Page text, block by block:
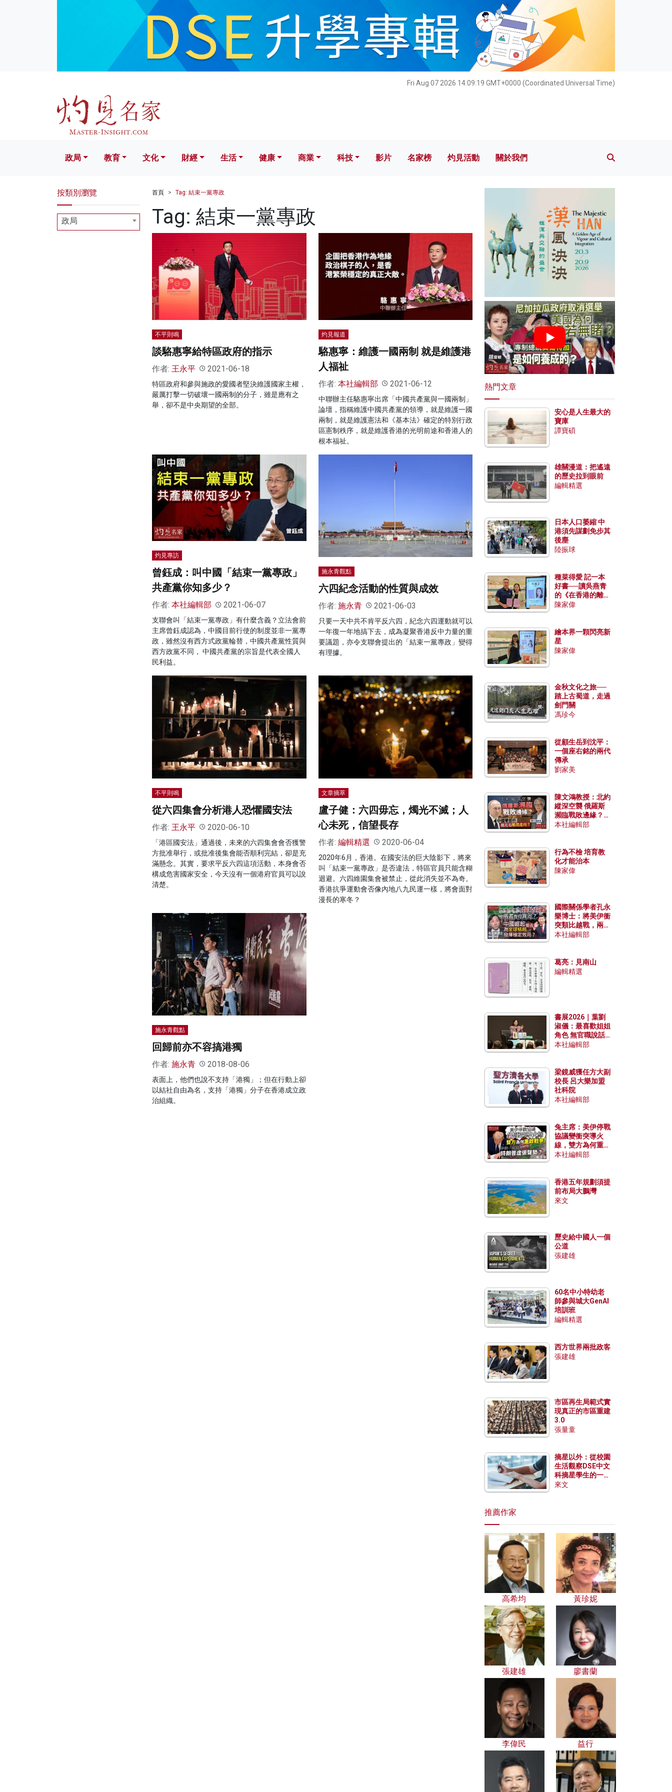
Fri Aug 07 2026 14:09:21 GMT+0000 (Coordinated Universal Time)
文化 財經 生活 健康 科技 影片 名家榜 灼見活動 關於我們
政局 教育 文化 財經 生活 健康 商業 科技 影片 名家榜 灼見活動 關於我們
首頁 Tag: 結束一黨專政
Tag: 結束一黨專政
不平則鳴
談駱惠寧給特區政府的指示
作者: 王永平 2021-06-18
特區政府和參與施政的愛國者堅決維護國家主權，
嚴厲打擊一切破壞一國兩制的分子，雖是應有之
舉，卻不是中央期望的全部。
灼見報道
駱惠寧：維護一國兩制 就是維護港
人福祉
作者: 本社編輯部 2021-06-12
中聯辦主任駱惠寧出席「中國共產黨與一國兩制」
論壇，指稱維護中國共產黨的領導，就是維護一國
兩制，就是維護憲法和《基本法》確定的特別行政
區憲制秩序，就是維護香港的光明前途和香港人的
根本福祉。
灼見專訪
曾鈺成：叫中國「結束一黨專政」
共產黨你知多少？
作者: 本社編輯部 2021-06-07
支聯會叫「結束一黨專政」有什麼含義？立法會前
主席曾鈺成認為，中國目前行使的制度並非一黨專
政，雖然沒有西方式政黨輪替，中國共產黨性質與
西方政黨不同， 中國共產黨的宗旨是代表全國人
民利益。
施永青觀點
六四紀念活動的性質與成效
作者: 施永青 2021-06-03
只要一天中共不肯平反六四，紀念六四運動就可以
一年復一年地搞下去，成為凝聚香港反中力量的重
要議題，亦令支聯會提出的「結束一黨專政」變得
有理據。
不平則鳴
從六四集會分析港人恐懼國安法
作者: 王永平 2020-06-10
「港區國安法」通過後，未來的六四集會會否獲警
方批准舉行，或批准後集會能否順利完結，卻是充
滿懸念。其實，要求平反六四這項活動，本身會否
構成危害國家安全，今天沒有一個港府官員可以說
清楚。
文章摘萃
盧子健：六四毋忘，燭光不滅；人
心未死，信望長存
作者: 編輯精選 2020-06-04
2020年6月，香港。在國安法的巨大陰影下，將來
叫「結束一黨專政」是否違法，特區官員只能含糊
迴避。六四維園集會被禁止，從此消失並不為奇。
香港抗爭運動會否像內地八九民運一樣，將會面對
漫長的寒冬？
施永青觀點
回歸前亦不容搞港獨
作者: 施永青 2018-08-06
表面上，他們也說不支持「港獨」；但在行動上卻
以結社自由為名，支持「港獨」分子在香港成立政
治組織。
按類別瀏覽
政局
熱門文章
安心是人生最大的
寶庫
譚寶碩
雄關漫道：把遙遠
的歷史拉到眼前
編輯精選
日本人口萎縮 中
港須先謀劃免步其
後塵
陸振球
種菜得愛 記一本
好書──讀吳燕青
的《在香港的離島
種菜》
陳家偉
繪本界一顆閃亮新
星
陳家偉
金秋文化之旅──
踏上古蜀道，走過
劍門關
馮珍今
從顧生岳到沈平：
一個座右銘的兩代
傳承
劉家美
陳文鴻教授：北約
縱深空襲 俄羅斯
瀕臨戰敗邊緣？中
國零部件能左右戰
本社編輯部
行為不檢 培育教
化才能治本
陳家偉
國際關係學者孔永
樂博士：將美伊衝
突類比越戰，兩者
有何異同？中國崛
本社編輯部
葛亮：見南山
編輯精選
書展2026｜葉劉
淑儀：最喜歡姐姐
角色 無官職說話
包袱少
本社編輯部
梁鏡威獲任方大副
校長 呂大樂加盟
社科院
本社編輯部
兔主席：美伊停戰
協議變衝突導火
線，雙方為何重啟
戰爭？伊朗一早洞
本社編輯部
香港五年規劃須提
前布局大鵬灣
來文
歷史給中國人一個
公道
張建雄
60名中小特幼老
師參與城大GenAI
培訓班
編輯精選
西方世界兩批政客
張建雄
市區再生局範式實
現真正的市區重建
3.0
張量童
摘星以外：從校園
生活觀察DSE中文
科摘星學生的一點
特質
來文
推薦作家
高希均 黃珍妮
張建雄 廖書蘭
李偉民 益行